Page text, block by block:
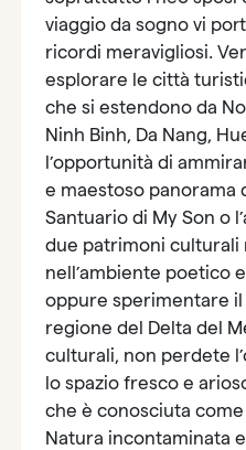
viaggio da sogno vi
ricordi meravigliosi.
esplorare le città
che si estendono da
Ninh Binh, Da Nang,
l’opportunità di
e maestoso panorama
Santuario di My Son o
due patrimoni culturali
nell’ambiente poetico
oppure sperimentare il
regione del Delta del
culturali, non perdete
lo spazio fresco e
che è conosciuta come
Natura incontaminata